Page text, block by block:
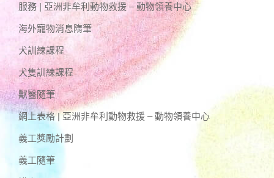
服務 | 亞洲非牟利動物救援 – 動物領養中心
海外寵物消息隋筆
犬訓練課程
犬隻訓練課程
獸醫隨筆
網上表格 | 亞洲非牟利動物救援 – 動物領養中心
義工獎勵計劃
義工隨筆